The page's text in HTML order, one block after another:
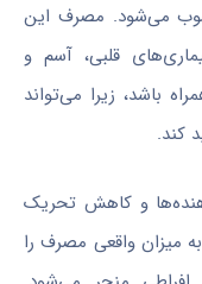
می‌شود. مصرف این
قلبی، آسم و
باشد، زیرا می‌تواند
کند.
و کاهش تحریک
میزان واقعی مصرف را